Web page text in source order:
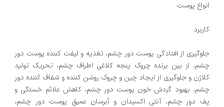
انواع پوست
کاربرد
جلوگیری از افتادگی پوست دور چشم، تغذیه و لیفت کننده پوست دور
چشم، از بین برنده چروک پنجه کلاغی اطراف چشم، تحریک تولید
کلاژن و جلوگیری از ایجاد چین و چروک روشن کننده و شفاف کننده دور
چشم، بهبود گردش خون پوست دور چشم، کاهش علائم خستگی و
پف دور چشم، آنتی اکسیدان و آبرسان عمیق پوست دور چشم،